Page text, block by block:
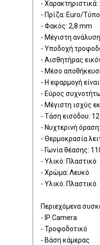
-
- Πρίζα: Euro/
- Φακός: 2,8 mm
- Μέγιστη
- Υποδοχή
- Αισθητήρας
- Μέσο
- Η εφαρμογή
- Εύρος
- Μέγιστη ισχύς
- Τάση εισόδου: 12
- Νυχτερινή
- Θερμοκρασία
- Γωνία θέασης:
- Υλικό: Πλαστικό
- Χρώμα: Λευκό
- Υλικό: Πλαστικό
Περιεχόμενα
- IP Camera
- Τροφοδοτικό
- Βάση κάμερας